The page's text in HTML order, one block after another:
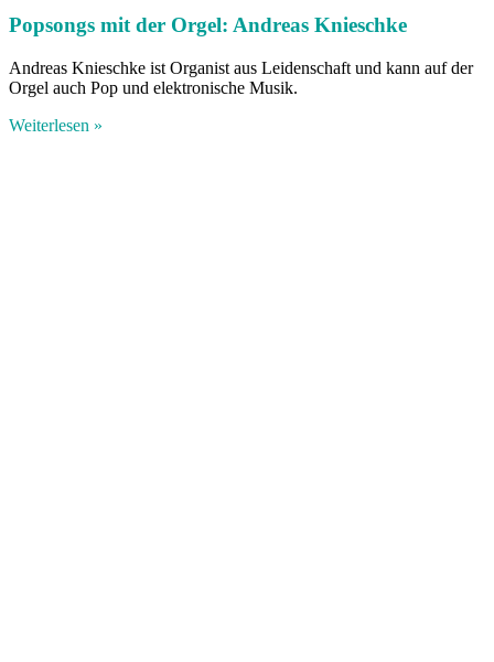
Popsongs mit der Orgel: Andreas Knieschke
Andreas Knieschke ist Organist aus Leidenschaft und kann auf der
Orgel auch Pop und elektronische Musik.
Weiterlesen »